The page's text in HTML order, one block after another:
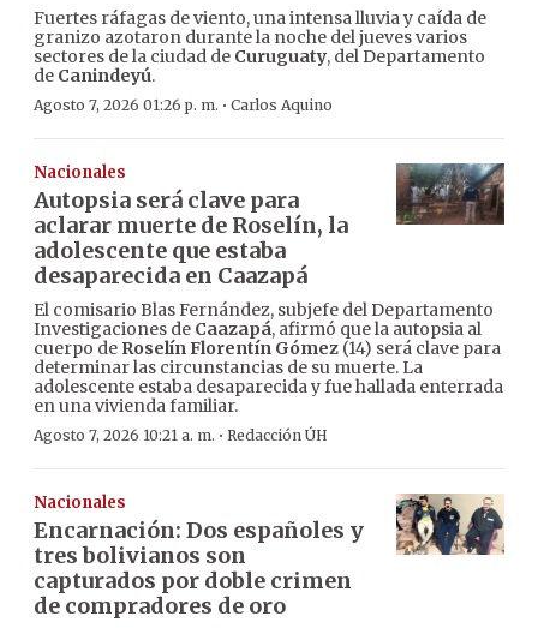
Fuertes ráfagas de viento, una intensa lluvia y caída de
granizo azotaron durante la noche del jueves varios
sectores de la ciudad de Curuguaty, del Departamento
de Canindeyú.
Agosto 7, 2026 01:26 p. m. · Carlos Aquino
Nacionales
Autopsia será clave para
aclarar muerte de Roselín, la
adolescente que estaba
desaparecida en Caazapá
El comisario Blas Fernández, subjefe del Departamento
Investigaciones de Caazapá, afirmó que la autopsia al
cuerpo de Roselín Florentín Gómez (14) será clave para
determinar las circunstancias de su muerte. La
adolescente estaba desaparecida y fue hallada enterrada
en una vivienda familiar.
Agosto 7, 2026 10:21 a. m. · Redacción ÚH
Nacionales
Encarnación: Dos españoles y
tres bolivianos son
capturados por doble crimen
de compradores de oro